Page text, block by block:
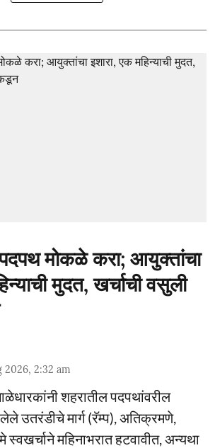
मोकळे करा; आयुक्तांचा
मुदत, खर्चाची वसुली
2026, 2:32 am
शहरातील पदपथांवरील
उतरंडीचे मार्ग (रॅम्प), अतिक्रमणे,
स्वखर्चाने महिनाभरात हटवावीत, अन्यथा